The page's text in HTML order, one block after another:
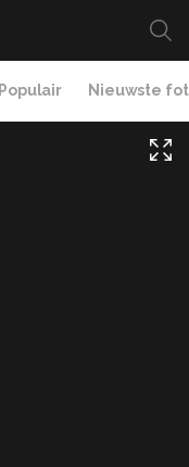
Populair Nieuwste